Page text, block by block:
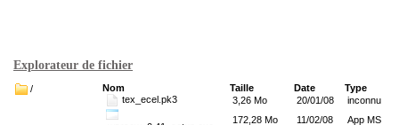
Explorateur de fichier
/ Nom Taille Date
Type
tex_ecel.pk3
3,26 Mo 20/01/08 inconnu
172,28 Mo 11/02/08
App MS